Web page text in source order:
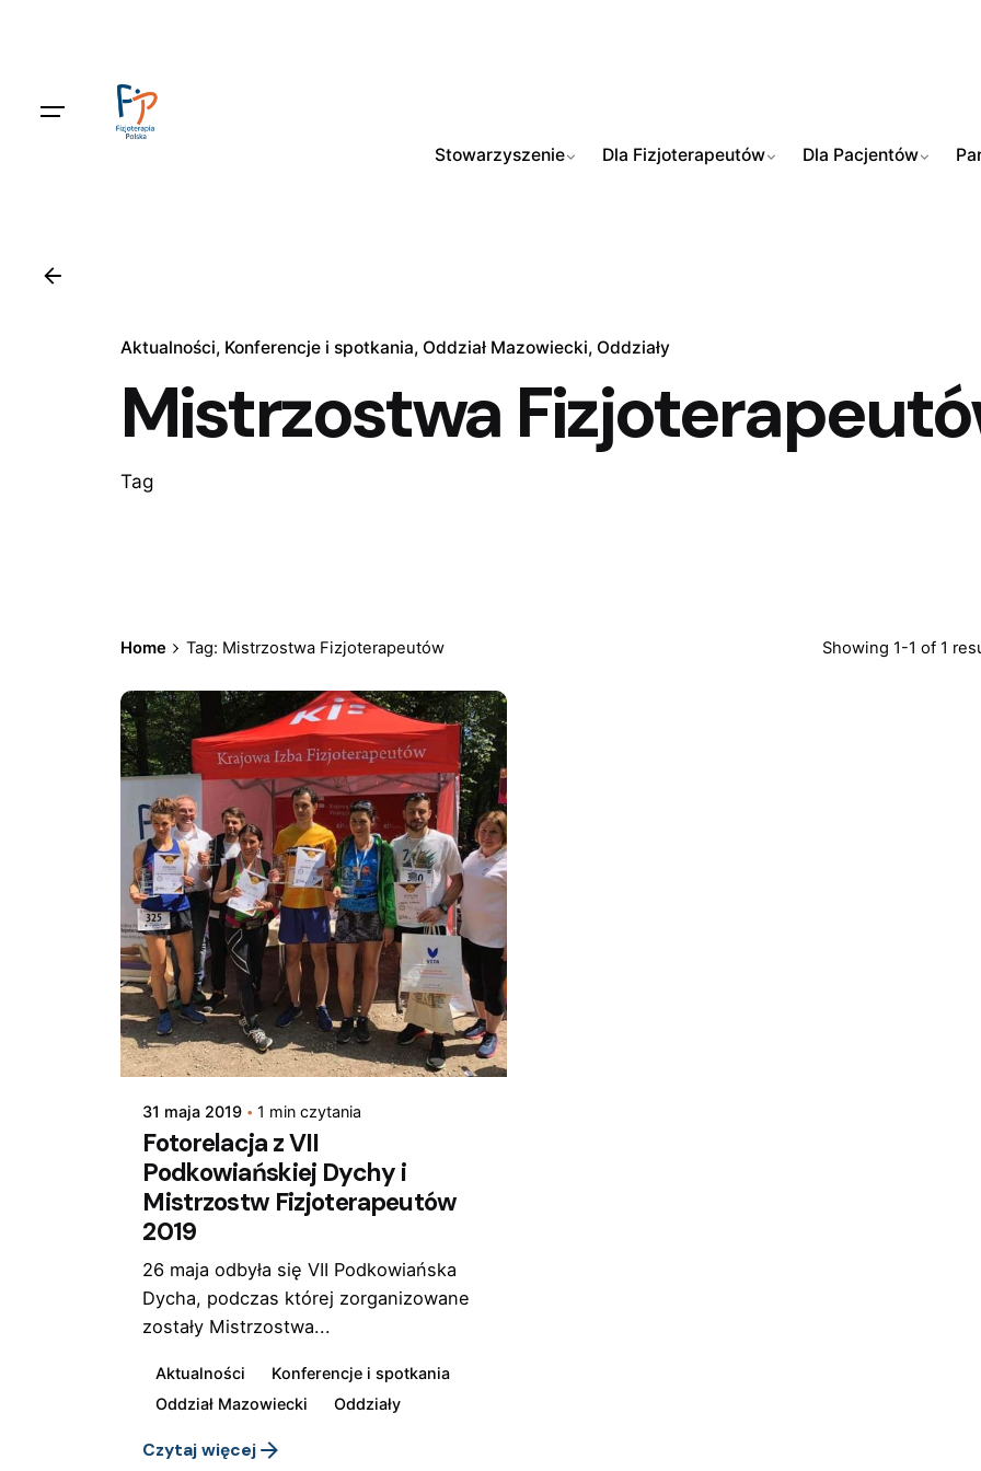
Stowarzyszenie Dla Fizjoterapeutów Dla Pacjentów
Aktualności Konferencje i spotkania Oddział Mazowiecki Oddziały
Mistrzostwa
Tag
Home Tag: Mistrzostwa Fizjoterapeutów Showing 1-1 of 1
Posted by
Fizjoterapia Polska
31 maja 2019 1 min czytania
Fotorelacja z VII
Podkowiańskiej Dychy i
Mistrzostw Fizjoterapeutów
2019
26 maja odbyła się VII Podkowiańska
Dycha, podczas której zorganizowane
zostały Mistrzostwa...
Aktualności
Konferencje i spotkania
Oddział Mazowiecki
Oddziały
Czytaj więcej